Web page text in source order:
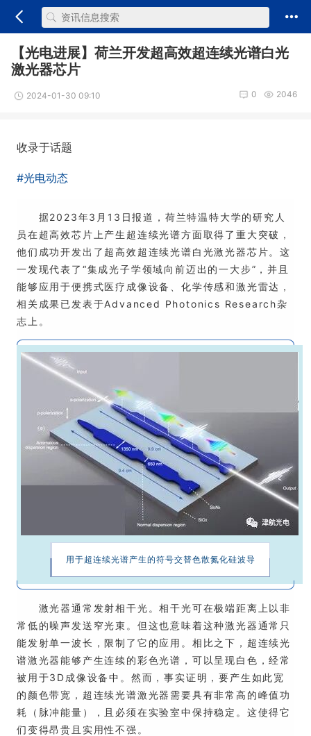
【光电进展】荷兰开发超高效超连续光谱白光
激光器芯片
2024-01-30 09:10 2046
0
收录于话题
#光电动态
据2023年3月13日报道，荷兰特温特大学的研究人
员在超高效芯片上产生超连续光谱方面取得了重大突破，
他们成功开发出了超高效超连续光谱白光激光器芯片。这
一发现代表了“集成光子学领域向前迈出的一大步”，并且
能够应用于便携式医疗成像设备、化学传感和激光雷达，
相关成果已发表于Advanced Photonics Research杂
志上。
用于超连续光谱产生的符号交替色散氮化硅波导
激光器通常发射相干光。相干光可在极端距离上以非
常低的噪声发送窄光束。但这也意味着这种激光器通常只
能发射单一波长，限制了它的应用。相比之下，超连续光
谱激光器能够产生连续的彩色光谱，可以呈现白色，经常
被用于3D成像设备中。然而，事实证明，要产生如此宽
的颜色带宽，超连续光谱激光器需要具有非常高的峰值功
耗（脉冲能量），且必须在实验室中保持稳定。这使得它
们变得昂贵且实用性不强。